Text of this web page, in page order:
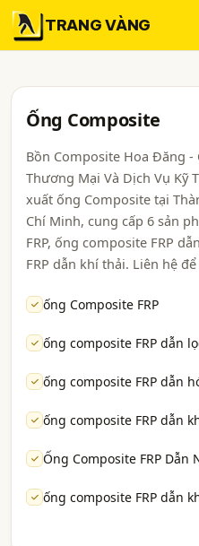
TRANG VÀNG
Ống Composite
Bồn Composite Hoa Đăng -
Thương Mại Và Dịch Vụ Kỹ
xuất ống Composite tại
Chí Minh, cung cấp 6 sản
FRP, ống composite FRP
FRP dẫn khí thải. Liên hệ
ống Composite FRP
ống composite FRP dẫn
ống composite FRP dẫn
ống composite FRP dẫn
Ống Composite FRP Dẫn
ống composite FRP dẫn